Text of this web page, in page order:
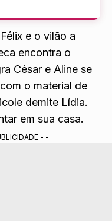
e o vilão a
encontra o
César e Aline se
o material de
demite Lídia.
em sua casa.
- -